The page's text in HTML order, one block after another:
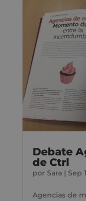
Debate
de Ctrl
por Sara | Sep
Agencias de